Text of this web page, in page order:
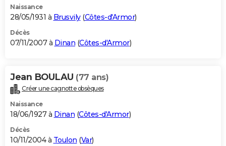
Naissance
28/05/1931 à Brusvily(Côtes-d'Armor)
Décès
07/11/2007 à Dinan (Côtes-d'Armor)
Jean BOULAU (77 ans)
Créer une cagnotte obsèques
Naissance
18/06/1927 à Dinan (Côtes-d'Armor)
Décès
10/11/2004 à Toulon (Var)